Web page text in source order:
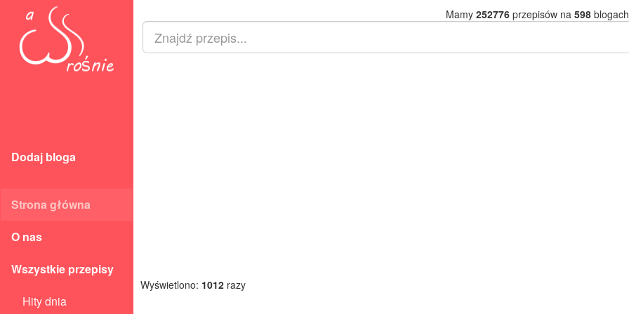
Dodaj bloga
Strona główna
O nas
Wszystkie przepisy
Hity dnia
Mamy 252776przepisów na 598
Wyświetlono: 1012 razy